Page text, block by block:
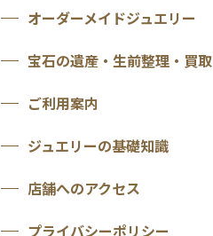
オーダーメイドジュエリー
宝石の遺産・生前整理・買取
ご利用案内
ジュエリーの基礎知識
店舗へのアクセス
プライバシーポリシー